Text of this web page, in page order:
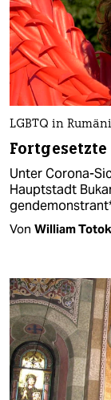
LGBTQ in
Fortgesetzte
Unter Corona-
Hauptstadt
Von William Totok